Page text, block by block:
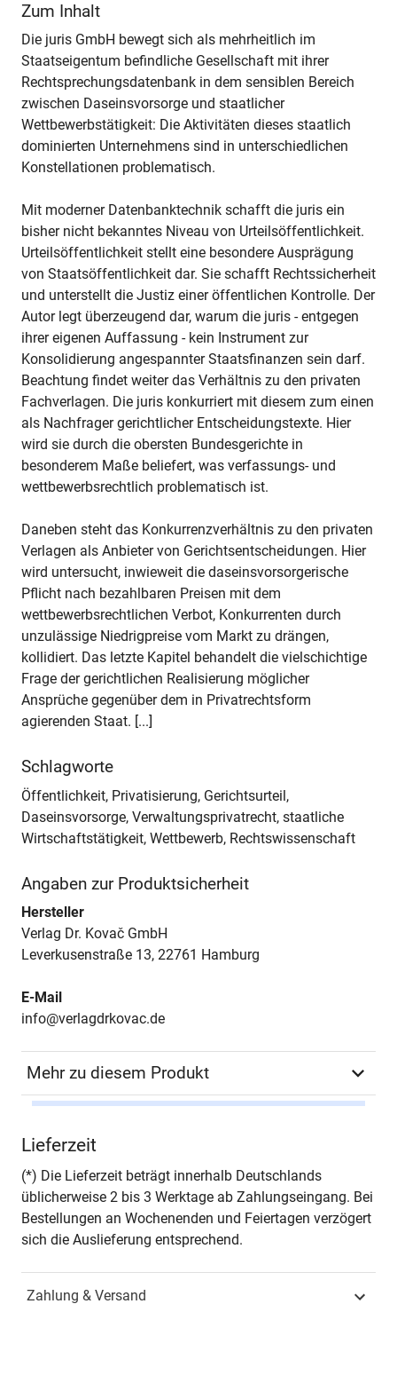
Zum Inhalt
Die juris GmbH bewegt sich als mehrheitlich im
Staatseigentum befindliche Gesellschaft mit ihrer
Rechtsprechungsdatenbank in dem sensiblen Bereich
zwischen Daseinsvorsorge und staatlicher
Wettbewerbstätigkeit: Die Aktivitäten dieses staatlich
dominierten Unternehmens sind in unterschiedlichen
Konstellationen problematisch.
Mit moderner Datenbanktechnik schafft die juris ein
bisher nicht bekanntes Niveau von Urteilsöffentlichkeit.
Urteilsöffentlichkeit stellt eine besondere Ausprägung
von Staatsöffentlichkeit dar. Sie schafft Rechtssicherheit
und unterstellt die Justiz einer öffentlichen Kontrolle. Der
Autor legt überzeugend dar, warum die juris - entgegen
ihrer eigenen Auffassung - kein Instrument zur
Konsolidierung angespannter Staatsfinanzen sein darf.
Beachtung findet weiter das Verhältnis zu den privaten
Fachverlagen. Die juris konkurriert mit diesem zum einen
als Nachfrager gerichtlicher Entscheidungstexte. Hier
wird sie durch die obersten Bundesgerichte in
besonderem Maße beliefert, was verfassungs- und
wettbewerbsrechtlich problematisch ist.
Daneben steht das Konkurrenzverhältnis zu den privaten
Verlagen als Anbieter von Gerichtsentscheidungen. Hier
wird untersucht, inwieweit die daseinsvorsorgerische
Pflicht nach bezahlbaren Preisen mit dem
wettbewerbsrechtlichen Verbot, Konkurrenten durch
unzulässige Niedrigpreise vom Markt zu drängen,
kollidiert. Das letzte Kapitel behandelt die vielschichtige
Frage der gerichtlichen Realisierung möglicher
Ansprüche gegenüber dem in Privatrechtsform
agierenden Staat. [...]
Schlagworte
Öffentlichkeit, Privatisierung, Gerichtsurteil,
Daseinsvorsorge, Verwaltungsprivatrecht, staatliche
Wirtschaftstätigkeit, Wettbewerb, Rechtswissenschaft
Angaben zur Produktsicherheit
Hersteller
Verlag Dr. Kovač GmbH
Leverkusenstraße 13, 22761 Hamburg
E-Mail
info@verlagdrkovac.de
Mehr zu diesem Produkt
Seiten 238
Jahr Hamburg 2002
Fachdisziplin
Lieferzeit
(*) Die Lieferzeit beträgt innerhalb Deutschlands
üblicherweise 2 bis 3 Werktage ab Zahlungseingang. Bei
Bestellungen an Wochenenden und Feiertagen verzögert
sich die Auslieferung entsprechend.
Zahlung & Versand